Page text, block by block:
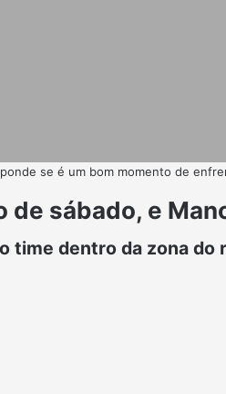
se é um bom momento de
sábado, e
dentro da zona do